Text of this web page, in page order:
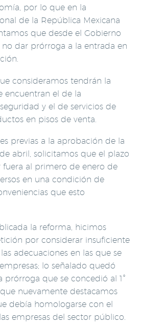
por lo que en la
de la República Mexicana
que desde el Gobierno
no dar prórroga a la entrada en
consideramos tendrán la
encuentran el de la
y el de servicios de
en pisos de venta.
previas a la aprobación de la
abril, solicitamos que el plazo
al primero de enero de
en una condición de
que esto
la reforma, hicimos
por considerar insuficiente
adecuaciones en las que se
lo señalado quedó
que se concedió al 1°
nuevamente destacamos
debía homologarse con el
empresas del sector público.